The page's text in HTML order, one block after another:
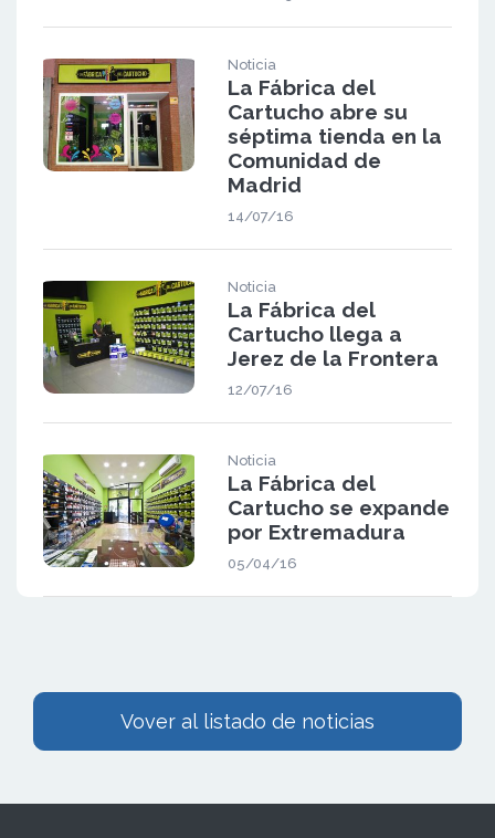
Noticia
La Fábrica del
Cartucho abre su
séptima tienda en la
Comunidad de
Madrid
14/07/16
Noticia
La Fábrica del
Cartucho llega a
Jerez de la Frontera
12/07/16
Noticia
La Fábrica del
Cartucho se expande
por Extremadura
05/04/16
Vover al listado de noticias